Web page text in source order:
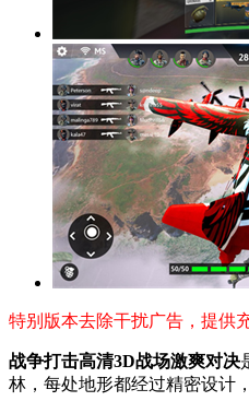
特别版本去除干扰广告，提供
战争打击高清3D战场激爽对决
林，每处地形都经过精密设计